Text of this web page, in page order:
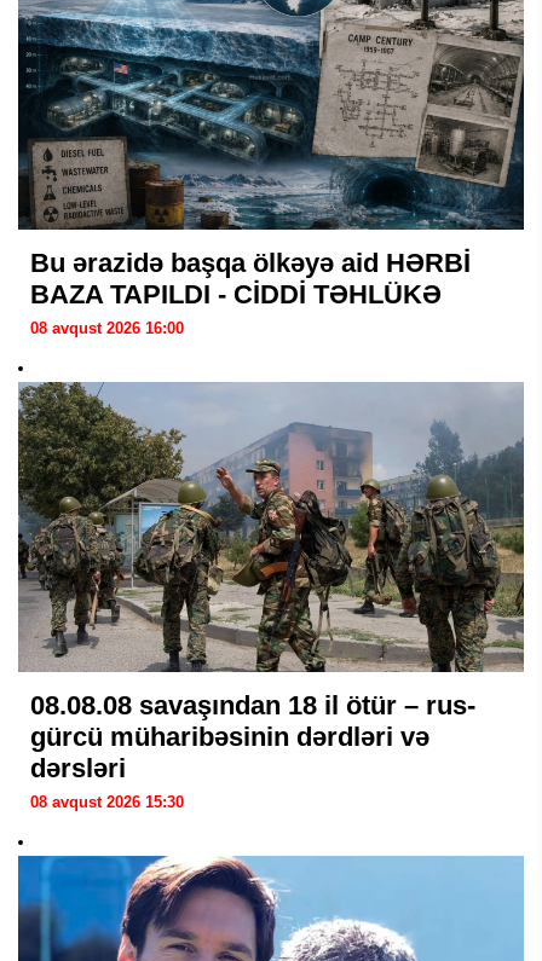
Bu ərazidə başqa ölkəyə aid HƏRBİ
BAZA TAPILDI - CİDDİ TƏHLÜKƏ
08 avqust 2026 16:00
08.08.08 savaşından 18 il ötür – rus-
gürcü müharibəsinin dərdləri və
dərsləri
08 avqust 2026 15:30